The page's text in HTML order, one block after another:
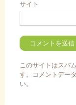
サイト
このサイトはスパ
す。
コメントデー
い。